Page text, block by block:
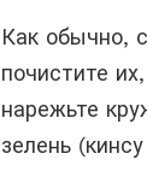
Как обычно,
почистите
нарежьте
зелень